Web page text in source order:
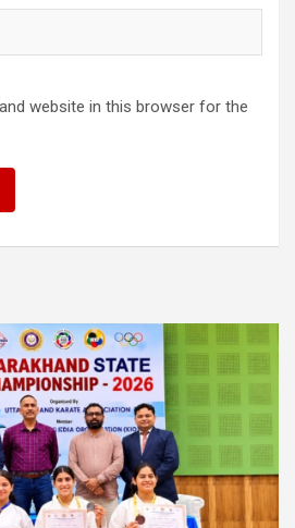
website in this browser for the